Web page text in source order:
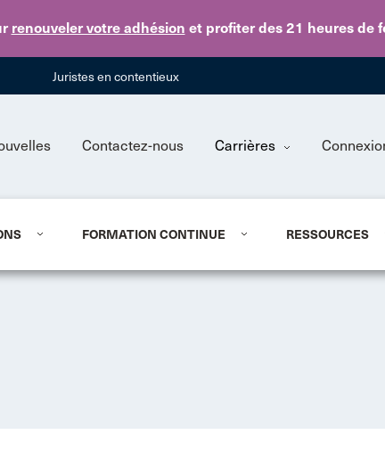
renouveler votre adhésion et profiter des 21 heures de
Skip to main content
Juristes en contentieux
Contactez-nous Carrières
FORMATION CONTINUE RESSOURCES